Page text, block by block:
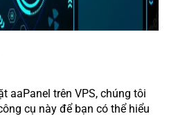
aaPanel trên VPS, chúng tôi
cụ này để bạn có thể hiểu